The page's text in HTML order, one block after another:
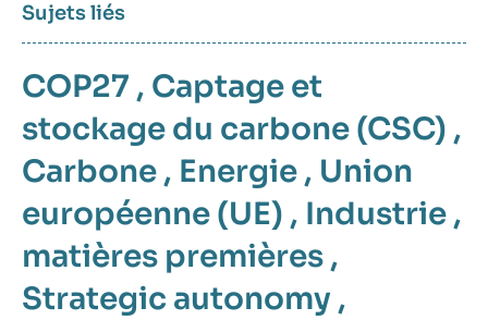
Sujets liés
COP27 , Captage et
stockage du carbone (CSC) ,
Carbone , Energie , Union
européenne (UE) , Industrie ,
matières premières ,
Strategic autonomy ,